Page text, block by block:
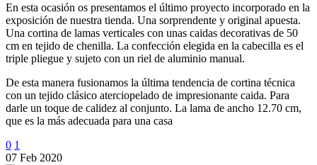
En esta ocasión os presentamos el último proyecto incorporado en la
exposición de nuestra tienda. Una sorprendente y original apuesta.
Una cortina de lamas verticales con unas caidas decorativas de 50
cm en tejido de chenilla. La confección elegida en la cabecilla es el
triple pliegue y sujeto con un riel de aluminio manual.
De esta manera fusionamos la última tendencia de cortina técnica
con un tejido clásico aterciopelado de impresionante caida. Para
darle un toque de calidez al conjunto. La lama de ancho 12.70 cm,
que es la más adecuada para una casa
0 1
07 Feb 2020